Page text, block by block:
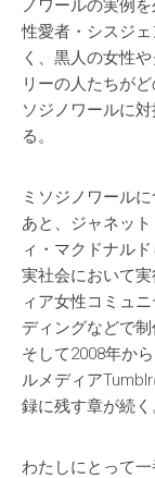
ノワールの実例
性愛者・シスジ
く、黒人の女性
リーの人たちが
ソジノワールに
る。
ミソジノワール
あと、ジャネッ
ィ・マクドナル
実社会において
ィア女性コミュ
ディングなどで
そして2008年か
ルメディア
録に残す章が続く
わたしにとって